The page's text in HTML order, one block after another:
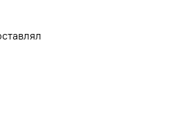
пилинг‑гель?
(измельчённые
эффективного, но